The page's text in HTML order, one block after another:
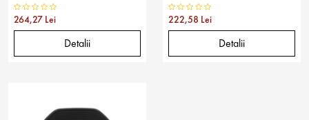
264,27 Lei
Detalii
222,58 Lei
Detalii